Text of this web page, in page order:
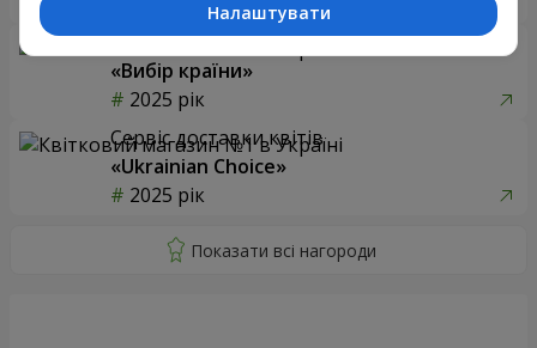
Доставка квітів року в Україні
«Вибір країни»
2025 рік
Сервіс доставки квітів
«Ukrainian Choice»
2025 рік
Налаштувати